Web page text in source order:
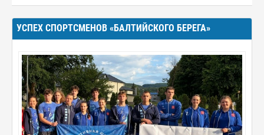
УСПЕХ СПОРТСМЕНОВ «БАЛТИЙСКОГО БЕРЕГА»